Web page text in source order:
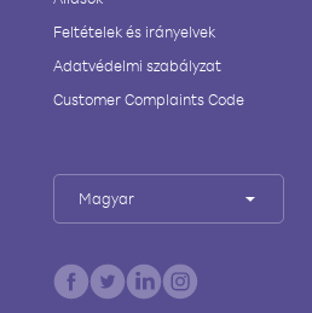
Feltételek és irányelvek
Adatvédelmi szabályzat
Customer Complaints Code
Magyar